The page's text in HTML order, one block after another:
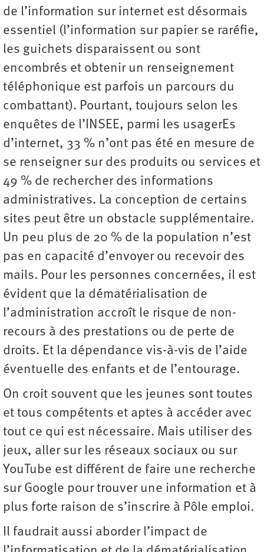
de l’information sur internet est désormais
essentiel (l’information sur papier se raréfie,
les guichets disparaissent ou sont
encombrés et obtenir un renseignement
téléphonique est parfois un parcours du
combattant). Pourtant, toujours selon les
enquêtes de l’INSEE, parmi les usagerEs
d’internet, 33 % n’ont pas été en mesure de
se renseigner sur des produits ou services et
49 % de rechercher des informations
administratives. La conception de certains
sites peut être un obstacle supplémentaire.
Un peu plus de 20 % de la population n’est
pas en capacité d’envoyer ou recevoir des
mails. Pour les personnes concernées, il est
évident que la dématérialisation de
l’administration accroît le risque de non-
recours à des prestations ou de perte de
droits. Et la dépendance vis-à-vis de l’aide
éventuelle des enfants et de l’entourage.
On croit souvent que les jeunes sont toutes
et tous compétents et aptes à accéder avec
tout ce qui est nécessaire. Mais utiliser des
jeux, aller sur les réseaux sociaux ou sur
YouTube est différent de faire une recherche
sur Google pour trouver une information et à
plus forte raison de s’inscrire à Pôle emploi.
Il faudrait aussi aborder l’impact de